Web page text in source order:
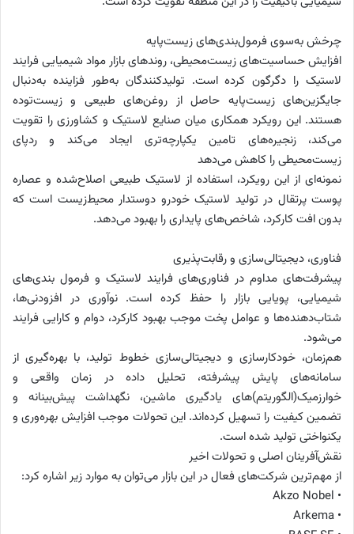
چرخش به‌سوی فرمول‌بندی‌های زیست‌پایه
افزایش حساسیت‌های زیست‌محیطی، روندهای بازار مواد شیمیایی فرایند
لاستیک را دگرگون کرده است. تولیدکنندگان به‌طور فزاینده به‌دنبال
جایگزین‌های زیست‌پایه حاصل از روغن‌های طبیعی و زیست‌توده
هستند. این رویکرد همکاری میان صنایع لاستیک و کشاورزی را تقویت
می‌کند، زنجیره‌های تامین یکپارچه‌تری ایجاد می‌کند و ردپای
زیست‌محیطی را کاهش می‌دهد
نمونه‌ای از این رویکرد، استفاده از لاستیک طبیعی اصلاح‌شده و عصاره
پوست پرتقال در تولید لاستیک خودرو دوستدار محیط‌زیست است که
بدون افت کارکرد، شاخص‌های پایداری را بهبود می‌دهد.
فناوری، دیجیتالی‌سازی و رقابت‌پذیری
پیشرفت‌های مداوم در فناوری‌های فرایند لاستیک و فرمول بندی‌های
شیمیایی، پویایی بازار را حفظ کرده است. نوآوری در افزودنی‌ها،
شتاب‌دهنده‌ها و عوامل پخت موجب بهبود کارکرد، دوام و کارایی فرایند
می‌شود.
هم‌زمان، خودکارسازی و دیجیتالی‌سازی خطوط تولید، با بهره‌گیری از
سامانه‌های پایش پیشرفته، تحلیل داده در زمان واقعی و
خوارزمیک(الگوریتم)‌های یادگیری ماشین، نگهداشت پیش‌بینانه و
تضمین کیفیت را تسهیل کرده‌اند. این تحولات موجب افزایش بهره‌وری و
یکنواختی تولید شده است.
نقش‌آفرینان اصلی و تحولات اخیر
از مهم‌ترین شرکت‌های فعال در این بازار می‌توان به موارد زیر اشاره کرد:
• Akzo Nobel
• Arkema